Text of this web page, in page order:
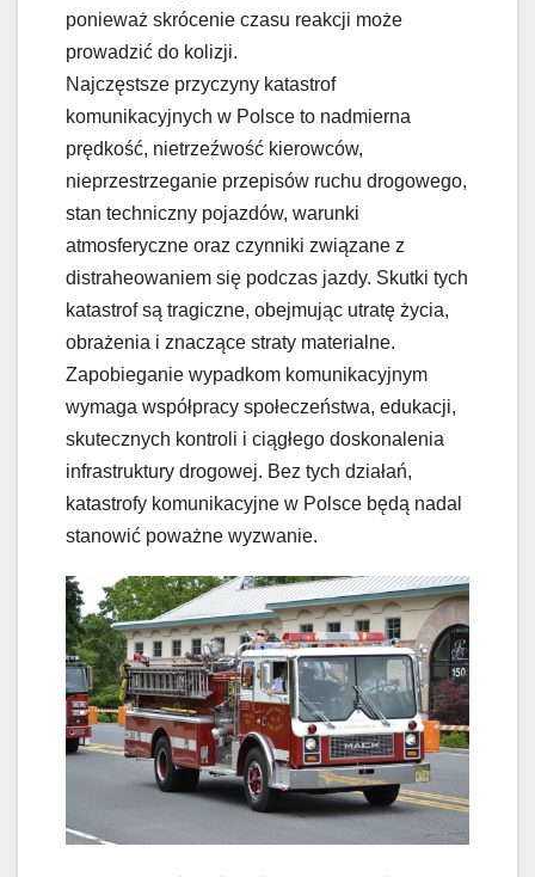
ponieważ skrócenie czasu reakcji może
prowadzić do kolizji.
Najczęstsze przyczyny katastrof
komunikacyjnych w Polsce to nadmierna
prędkość, nietrzeźwość kierowców,
nieprzestrzeganie przepisów ruchu drogowego,
stan techniczny pojazdów, warunki
atmosferyczne oraz czynniki związane z
distraheowaniem się podczas jazdy. Skutki tych
katastrof są tragiczne, obejmując utratę życia,
obrażenia i znaczące straty materialne.
Zapobieganie wypadkom komunikacyjnym
wymaga współpracy społeczeństwa, edukacji,
skutecznych kontroli i ciągłego doskonalenia
infrastruktury drogowej. Bez tych działań,
katastrofy komunikacyjne w Polsce będą nadal
stanowić poważne wyzwanie.